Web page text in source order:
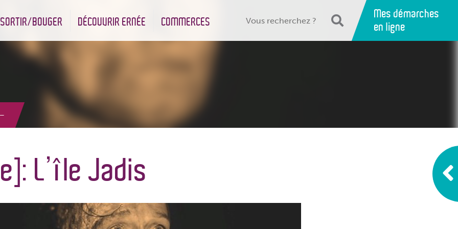
SORTIR/BOUGER DÉCOUVRIR ERNÉE COMMERCES
Mes démarches
en ligne
L’île Jadis –